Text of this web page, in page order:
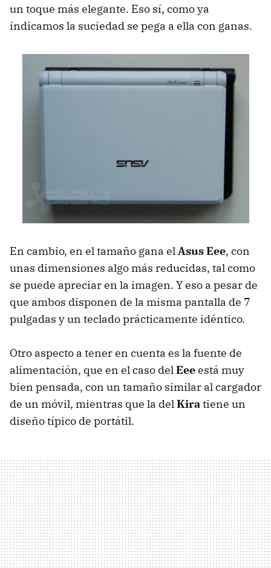
un toque más elegante. Eso sí, como ya
indicamos la suciedad se pega a ella con ganas.
En cambio, en el tamaño gana elAsus Eee, con
unas dimensiones algo más reducidas, tal como
se puede apreciar en la imagen. Y eso a pesar de
que ambos disponen de la misma pantalla de 7
pulgadas y un teclado prácticamente idéntico.
Otro aspecto a tener en cuenta es la fuente de
alimentación, que en el caso delEeeestá muy
bien pensada, con un tamaño similar al cargador
de un móvil, mientras que la delKiratiene un
diseño típico de portátil.